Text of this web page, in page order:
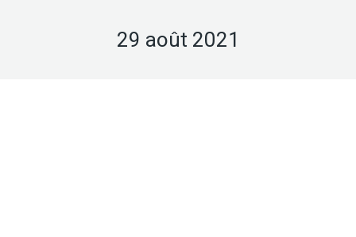
29 août 2021